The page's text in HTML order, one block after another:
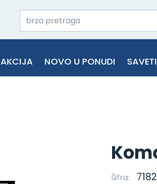
AKCIJA NOVO U PONUDI SAVETI
Šifra: